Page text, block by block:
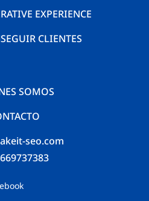
EXPERIENCE
CLIENTES
SOMOS
seo.com